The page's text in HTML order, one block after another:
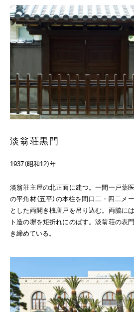
淡翁荘黒門
1937（昭和12）年
淡翁荘主屋の北正面に建つ。一間一戸薬
の平角材（五平）の本柱を間口二・四二
とした両開き桟唐戸を吊り込む。両脇に
ト造の塀を矩折れにのばす。淡翁荘の表
き締めている。